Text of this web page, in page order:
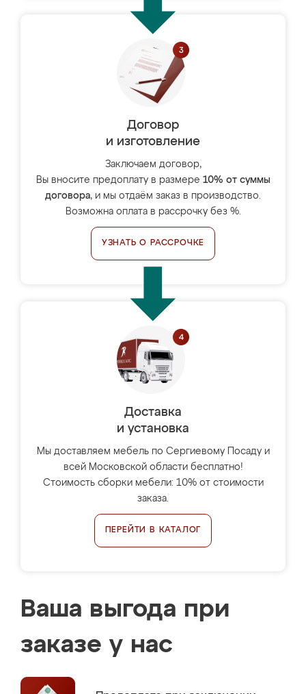
Договор
и изготовление
Заключаем договор,
Вы вносите предоплату в размере 10% от суммы
договора, и мы отдаём заказ в производство.
Возможна оплата в рассрочку без %.
УЗНАТЬ О РАССРОЧКЕ
Доставка
и установка
Мы доставляем мебель по Сергиевому Посаду и
всей Московской области бесплатно!
Стоимость сборки мебели: 10% от стоимости
заказа.
ПЕРЕЙТИ В КАТАЛОГ
Ваша выгода при
заказе у нас